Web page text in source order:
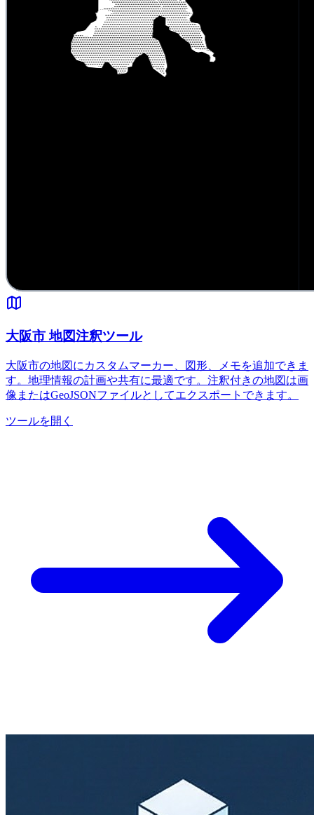
大阪市 地図注釈ツール
大阪市の地図にカスタムマーカー、図形、メモを追加できま
す。地理情報の計画や共有に最適です。注釈付きの地図は画
像またはGeoJSONファイルとしてエクスポートできます。
ツールを開く